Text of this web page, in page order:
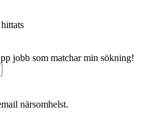
jobb som matchar min sökning!
närsomhelst.